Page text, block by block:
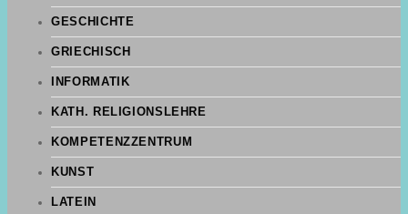
GESCHICHTE
GRIECHISCH
INFORMATIK
KATH. RELIGIONSLEHRE
KOMPETENZZENTRUM
KUNST
LATEIN